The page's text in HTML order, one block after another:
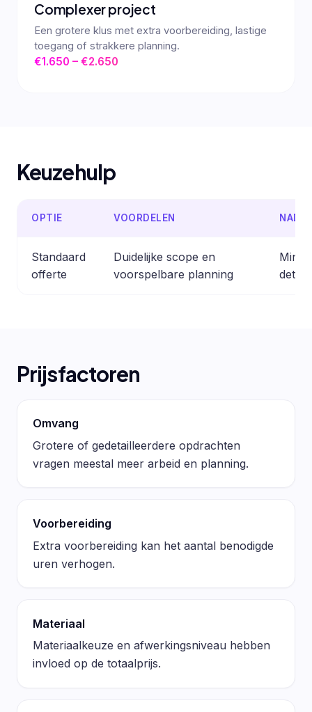
Complexer project
Een grotere klus met extra voorbereiding, lastige
toegang of strakkere planning.
€1.650 – €2.650
Keuzehulp
OPTIE VOORDELEN
Standaard
offerte
Duidelijke scope en
voorspelbare planning
Prijsfactoren
Omvang
Grotere of gedetailleerdere opdrachten
vragen meestal meer arbeid en planning.
Voorbereiding
Extra voorbereiding kan het aantal benodigde
uren verhogen.
Materiaal
Materiaalkeuze en afwerkingsniveau hebben
invloed op de totaalprijs.